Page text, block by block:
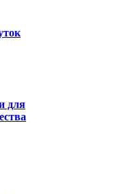
для